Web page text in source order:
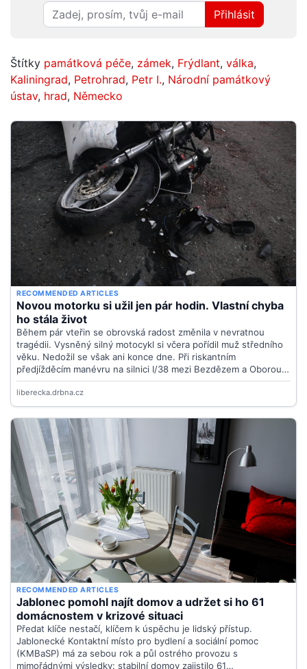
Přihlásit
Štítky památková péče, zámek, Frýdlant, válka,
Kaliningrad, Petrohrad, Petr I., Národní památkový
ústav, hrad, Německo